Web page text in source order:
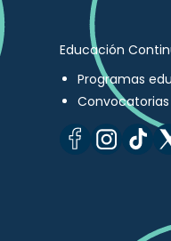
Educación
Programas
Convocatorias